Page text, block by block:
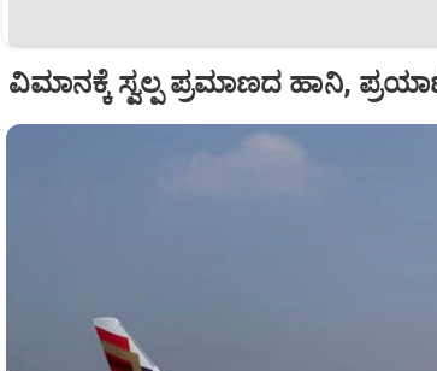
ವಿಮಾನಕ್ಕೆ ಸ್ವಲ್ಪ ಪ್ರಮಾಣದ ಹಾನಿ,